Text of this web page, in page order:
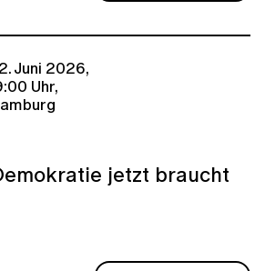
Juni 2026,
Uhr,
jetzt braucht